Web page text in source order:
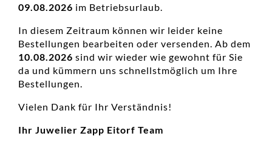
Schmuck (3913)
Ringe (819)
Goldringe (384)
Silberringe (362)
Edelstahlringe (34)
09.08.2026 im Betriebsurlaub.
In diesem Zeitraum können wir leider keine
Bestellungen bearbeiten oder versenden. Ab dem
10.08.2026 sind wir wieder wie gewohnt für Sie
da und kümmern uns schnellstmöglich um Ihre
Bestellungen.
Vielen Dank für Ihr Verständnis!
Ihr Juwelier Zapp Eitorf Team